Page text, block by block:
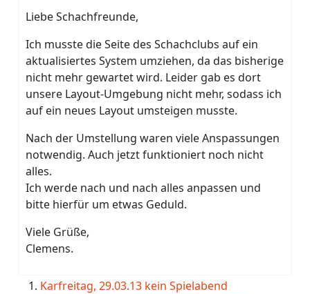
Liebe Schachfreunde,
Ich musste die Seite des Schachclubs auf ein
aktualisiertes System umziehen, da das bisherige
nicht mehr gewartet wird. Leider gab es dort
unsere Layout-Umgebung nicht mehr, sodass ich
auf ein neues Layout umsteigen musste.
Nach der Umstellung waren viele Anspassungen
notwendig. Auch jetzt funktioniert noch nicht
alles.
Ich werde nach und nach alles anpassen und
bitte hierfür um etwas Geduld.
Viele Grüße,
Clemens.
Karfreitag, 29.03.13 kein Spielabend